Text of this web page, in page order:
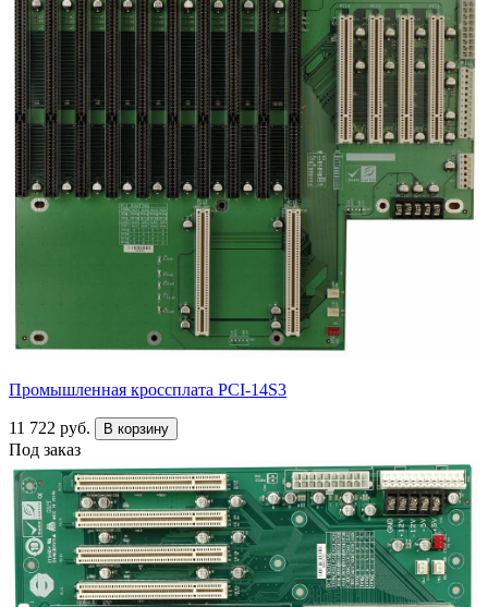
Промышленная кроссплата PCI-14S3
11 722 руб. В корзину
Под заказ